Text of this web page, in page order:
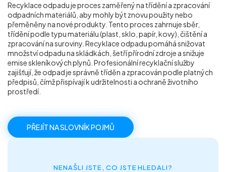
Příprava nemovitostí na prodej
Reference
Kontakt
Recyklace odpadu je proces zaměřený na třídění a zpracování
odpadních materiálů, aby mohly být znovu použity nebo
přeměněny na nové produkty. Tento proces zahrnuje sběr,
třídění podle typu materiálu (plast, sklo, papír, kovy), čištění a
zpracování na suroviny. Recyklace odpadu pomáhá snižovat
množství odpadu na skládkách, šetří přírodní zdroje a snižuje
emise skleníkových plynů. Profesionální recyklační služby
zajišťují, že odpad je správně tříděn a zpracován podle platných
předpisů, čímž přispívají k udržitelnosti a ochraně životního
prostředí.
PŘEJÍT NA SLOVNÍK POJMŮ
NENAŠLI JSTE, CO JSTE HLEDALI?